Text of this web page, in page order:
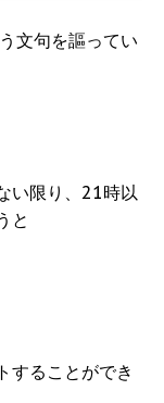
文句を謳ってい
い限り、21時以
と
することができ